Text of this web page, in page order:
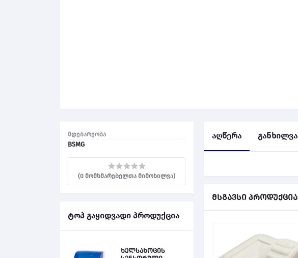
მდებარეობა
BSMG
(0 მომხმარებელთა მიმოხილვა)
ტოპ გაყიდვადი პროდუქცია
ხელსახოცის
აღწერა განხილვა
მსგავსი პროდუქცია